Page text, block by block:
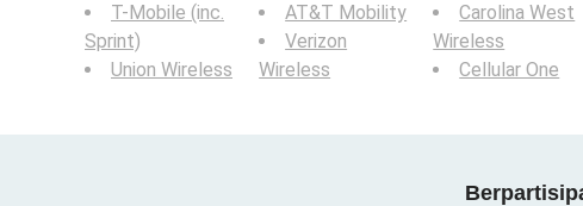
T-Mobile (inc.
Sprint)
Union Wireless
AT&T Mobility
Verizon
Wireless
Carolina West
Wireless
Cellular One